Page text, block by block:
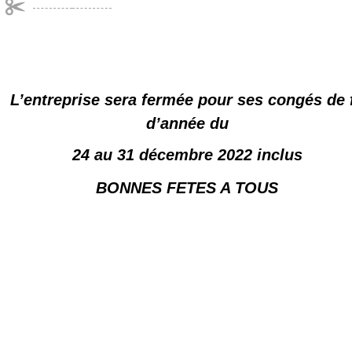
L’entreprise sera fermée pour ses congés de
d’année du
24 au 31 décembre 2022 inclus
BONNES FETES A TOUS